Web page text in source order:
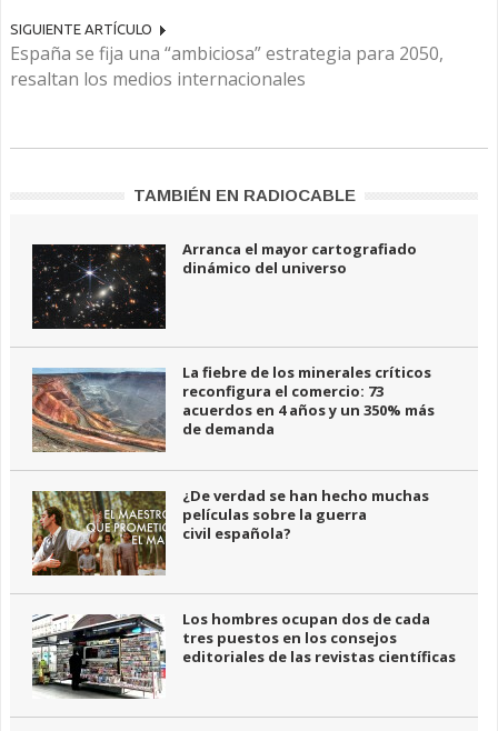
SIGUIENTE ARTÍCULO
España se fija una “ambiciosa” estrategia para 2050,
resaltan los medios internacionales
TAMBIÉN EN RADIOCABLE
Arranca el mayor cartografiado
dinámico del universo
La fiebre de los minerales críticos
reconfigura el comercio: 73
acuerdos en 4 años y un 350% más
de demanda
¿De verdad se han hecho muchas
películas sobre la guerra
civil española?
Los hombres ocupan dos de cada
tres puestos en los consejos
editoriales de las revistas científicas